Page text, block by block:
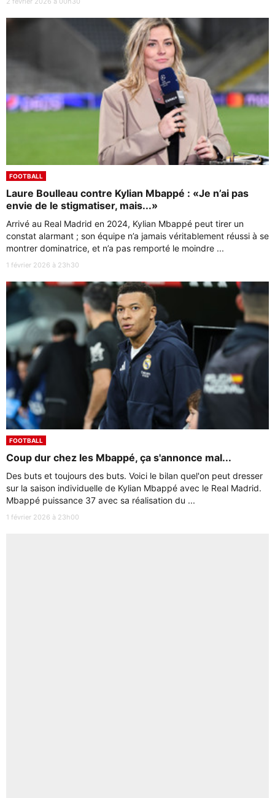
FOOTBALL
Laure Boulleau contre Kylian Mbappé : «Je n’ai pas
envie de le stigmatiser, mais...»
Arrivé au Real Madrid en 2024, Kylian Mbappé peut tirer un
constat alarmant ; son équipe n’a jamais véritablement réussi à se
montrer dominatrice, et n’a pas remporté le moindre ...
1 février 2026 à 23h30
FOOTBALL
Coup dur chez les Mbappé, ça s'annonce mal...
Des buts et toujours des buts. Voici le bilan quel'on peut dresser
sur la saison individuelle de Kylian Mbappé avec le Real Madrid.
Mbappé puissance 37 avec sa réalisation du ...
1 février 2026 à 23h00